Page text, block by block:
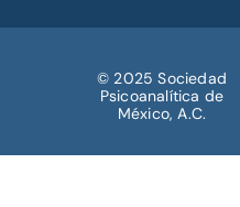
© 2025 Sociedad
Psicoanalítica de
México, A.C.